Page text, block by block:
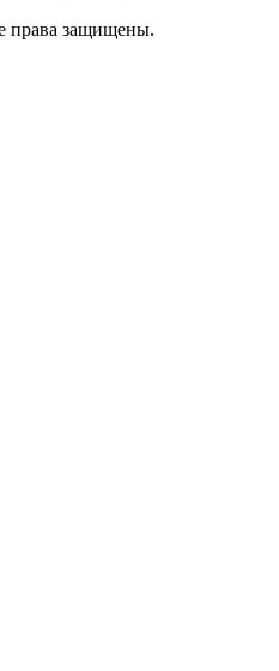
права защищены.